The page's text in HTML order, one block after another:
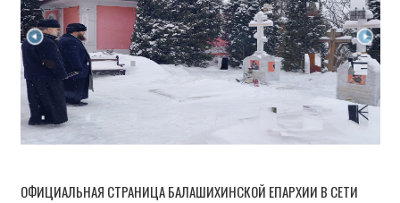
ОФИЦИАЛЬНАЯ СТРАНИЦА БАЛАШИХИНСКОЙ ЕПАРХИИ В СЕТИ